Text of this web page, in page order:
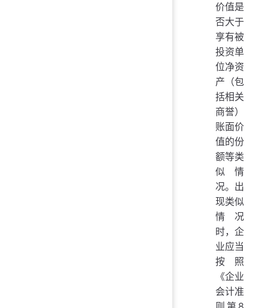
价值是
否大于
享有被
投资单
位净资
产（包
括相关
商誉）
账面价
值的份
额等类
似情
况。出
现类似
情况
时，企
业应当
按照
《企业
会计准